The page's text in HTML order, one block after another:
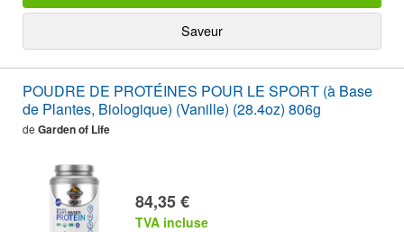
Saveur
POUDRE DE PROTÉINES POUR LE SPORT (à Base
de Plantes, Biologique) (Vanille) (28.4oz) 806g
de Garden of Life
84,35 €
TVA incluse